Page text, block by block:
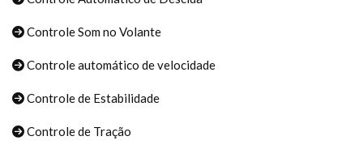
Controle Som no Volante
Controle automático de velocidade
Controle de Estabilidade
Controle de Tração